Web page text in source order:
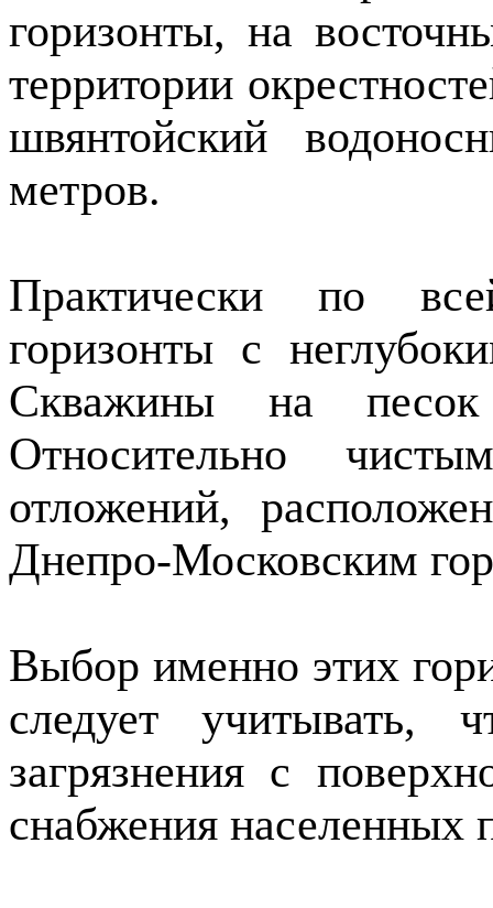
горизонты, на
территории
швянтойский
метров.
Практически по
горизонты с
Скважины на
Относительно
отложений,
Днепро-Московским
Выбор именно этих
следует учитывать,
загрязнения с
снабжения населенных